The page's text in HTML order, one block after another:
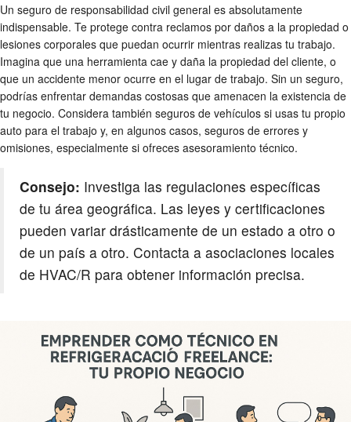
Un seguro de responsabilidad civil general es absolutamente
indispensable. Te protege contra reclamos por daños a la propiedad o
lesiones corporales que puedan ocurrir mientras realizas tu trabajo.
Imagina que una herramienta cae y daña la propiedad del cliente, o
que un accidente menor ocurre en el lugar de trabajo. Sin un seguro,
podrías enfrentar demandas costosas que amenacen la existencia de
tu negocio. Considera también seguros de vehículos si usas tu propio
auto para el trabajo y, en algunos casos, seguros de errores y
omisiones, especialmente si ofreces asesoramiento técnico.
Consejo: Investiga las regulaciones específicas
de tu área geográfica. Las leyes y certificaciones
pueden variar drásticamente de un estado a otro o
de un país a otro. Contacta a asociaciones locales
de HVAC/R para obtener información precisa.